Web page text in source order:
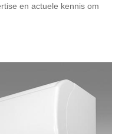
en actuele kennis om